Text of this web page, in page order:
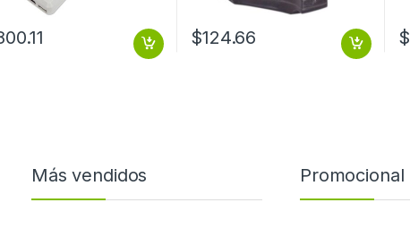
$124.66 $
Más vendidos Promocional